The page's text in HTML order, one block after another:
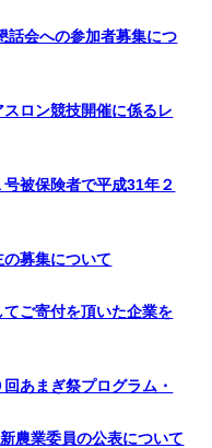
話会への参加者募集につ
ロン競技開催に係るレ
被保険者で平成31年２
募集について
ご寄付を頂いた企業を
あまぎ祭プログラム・
農業委員の公表について